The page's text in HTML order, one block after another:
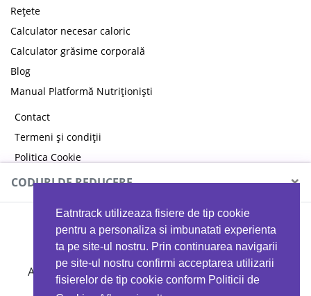
Eatntrack utilizeaza fisiere de tip cookie
pentru a personaliza si imbunatati experienta
ta pe site-ul nostru. Prin continuarea navigarii
pe site-ul nostru confirmi acceptarea utilizarii
fisierelor de tip cookie conform Politicii de
Rețete
Calculator necesar caloric
Calculator grăsime corporală
Blog
Manual Platformă Nutriționiști
Contact
Termeni și condiții
Politica Cookie
Politica de confidențialitate
CODURI DE REDUCERE ×
MYPROTEIN
Ai 40%reducere la orice comandă folosind codul
EATTRACK